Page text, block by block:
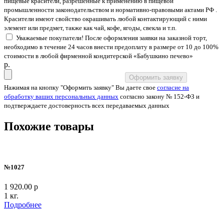
промышленности законодательством и нормативно-правовыми актами РФ .
Красители имеют свойство окрашивать любой контактирующий с ними
элемент или предмет, также как чай, кофе, ягоды, свекла и т.п.
Уважаемые покупатели! После оформления заявки на заказной торт,
необходимо в течение 24 часов внести предоплату в размере от 10 до 100%
стоимости в любой фирменной кондитерской «Бабушкино печево»
p.
Оформить заявку
Нажимая на кнопку "Оформить заявку" Вы даете свое согласие на
обработку ваших персональных данных согласно закону № 152-ФЗ и
подтверждаете достоверность всех передаваемых данных
Похожие товары
№1027
1 920.00 р
1 кг.
Подробнее